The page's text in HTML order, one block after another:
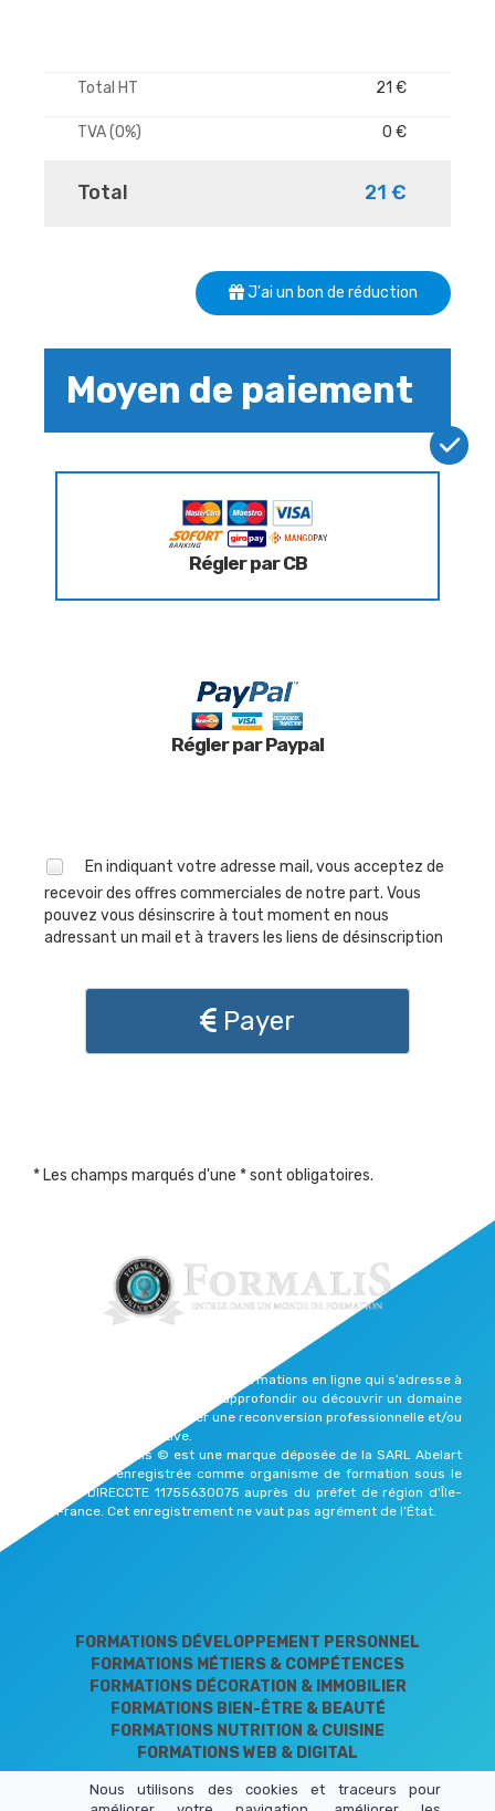
Total HT 21 €
TVA (0%) 0 €
Total 21 €
J'ai un bon de réduction
Moyen de paiement
Régler par CB
Régler par Paypal
En indiquant votre adresse mail, vous acceptez de
recevoir des offres commerciales de notre part. Vous
pouvez vous désinscrire à tout moment en nous
adressant un mail et à travers les liens de désinscription
Payer
* Les champs marqués d'une * sont obligatoires.
Formalis est une plateforme de formations en ligne qui s’adresse à
celles et ceux qui souhaitent approfondir ou découvrir un domaine
qui les passionne, effectuer une reconversion professionnelle et/ou
reprendre une vie active.
Elearning Formalis © est une marque déposée de la SARL Abelart
Productions enregistrée comme organisme de formation sous le
numéro DIRECCTE 11755630075 auprès du préfet de région d'Île-
de-France. Cet enregistrement ne vaut pas agrément de l’État.
FORMATIONS DÉVELOPPEMENT PERSONNEL
FORMATIONS MÉTIERS & COMPÉTENCES
FORMATIONS DÉCORATION & IMMOBILIER
FORMATIONS BIEN-ÊTRE & BEAUTÉ
FORMATIONS NUTRITION & CUISINE
FORMATIONS WEB & DIGITAL
Nous utilisons des cookies et traceurs pour